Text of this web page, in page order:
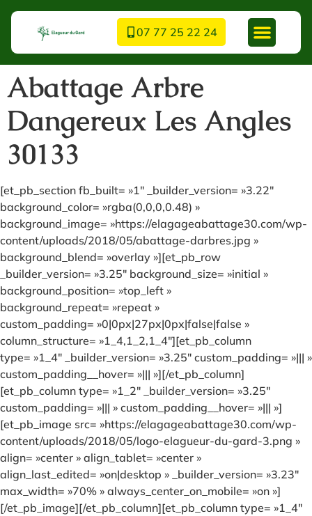
07 77 25 22 24
Abattage Arbre
Dangereux Les Angles
30133
[et_pb_section fb_built= »1″ _builder_version= »3.22″
background_color= »rgba(0,0,0,0.48) »
background_image= »https://elagageabattage30.com/wp-
content/uploads/2018/05/abattage-darbres.jpg »
background_blend= »overlay »][et_pb_row
_builder_version= »3.25″ background_size= »initial »
background_position= »top_left »
background_repeat= »repeat »
custom_padding= »0|0px|27px|0px|false|false »
column_structure= »1_4,1_2,1_4″][et_pb_column
type= »1_4″ _builder_version= »3.25″ custom_padding= »||| »
custom_padding__hover= »||| »][/et_pb_column]
[et_pb_column type= »1_2″ _builder_version= »3.25″
custom_padding= »||| » custom_padding__hover= »||| »]
[et_pb_image src= »https://elagageabattage30.com/wp-
content/uploads/2018/05/logo-elagueur-du-gard-3.png »
align= »center » align_tablet= »center »
align_last_edited= »on|desktop » _builder_version= »3.23″
max_width= »70% » always_center_on_mobile= »on »]
[/et_pb_image][/et_pb_column][et_pb_column type= »1_4″